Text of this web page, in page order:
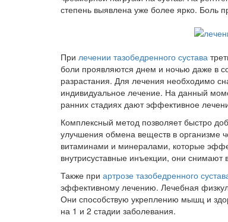
степень выявлена уже более ярко. Боль
При лечении тазобедренного сустава
боли проявляются днем и ночью даже в
разрастания. Для лечения необходимо
индивидуальное лечение. На данный
ранних стадиях дают эффективное
Комплексный метод позволяет быстро
улучшения обмена веществ в организме
витаминами и минералами, которые
внутрисуставные инъекции, они снимают
Также при артрозе тазобедренного
эффективному лечению. Лечебная
Они способствую укреплению мышц и
на 1 и 2 стадии заболевания.